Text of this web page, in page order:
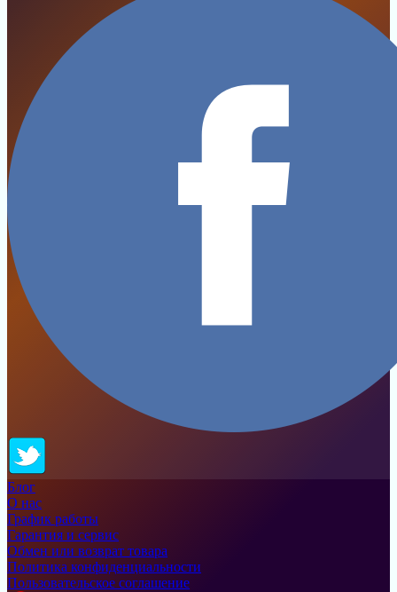
Блог
О нас
График работы
Гарантия и сервис
Обмен или возврат товара
Политика конфиденциальности
Пользовательское соглашение